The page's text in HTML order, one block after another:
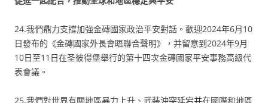
24.我們鼎力支撐加強金磚國家政治平安對話。歡迎2024年6月10
日發布的《金磚國家外長會晤聯合聲明》，并留意到2024年9月
10日至11日在圣彼得堡舉行的第十四次金磚國家平安事務高級代
表會議。
25.我們對世界有關地區暴力上升、武裝沖突延宕并在國際和地區